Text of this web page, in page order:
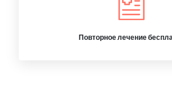
Повторное лечение